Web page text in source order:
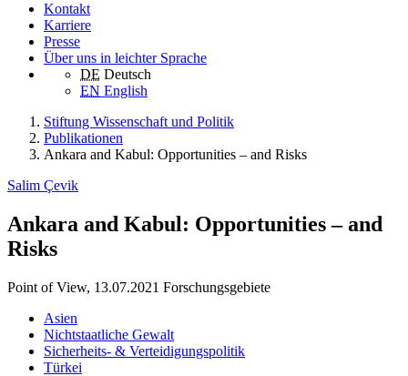
Kontakt
Karriere
Presse
Über uns in leichter Sprache
DE Deutsch
EN English
Stiftung Wissenschaft und Politik
Publikationen
Ankara and Kabul: Opportunities – and Risks
Salim Çevik
Ankara and Kabul: Opportunities – and
Risks
Point of View, 13.07.2021 Forschungsgebiete
Asien
Nichtstaatliche Gewalt
Sicherheits- & Verteidigungspolitik
Türkei